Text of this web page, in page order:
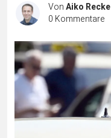
VonAiko Recke
0 Kommentare